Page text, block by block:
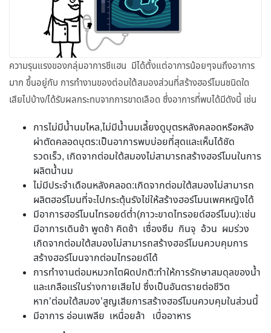
ความรุนแรงของกลุ่มอาการชีแฮน มีได้ตั้งแต่อาการน้อยๆจนถึงอาการ
มาก ขึ้นอยู่กับ การทำงานของต่อมใต้สมองส่วนที่สร้างฮอร์โมนชนิดใด
เสียไปบ้าง/ได้รับผลกระทบจากการขาดเลือด ซึ่งอาการที่พบได้มีดังนี้ เช่น
การไม่มีน้ำนมไหล,ไม่มีน้ำนมเลี้ยงดูบุตรหลังคลอดหรือหลัง
ผ่าตัดคลอดบุตร:เป็นอาการพบบ่อยที่สุดและเห็นได้ชัด
รวดเร็ว, เกิดจากต่อมใต้สมองไม่สามารถสร้างฮอร์โมนในการ
ผลิตน้ำนม
ไม่มีประจำเดือนหลังคลอด:เกิดจากต่อมใต้สมองไม่สามารถ
ผลิตฮอร์โมนที่จะไปกระตุ้นรังไข่ให้สร้างฮอร์โมนเพศหญิงได้
มีอาการฮอร์โมนไทรอยด์ต่ำ(ภาวะขาดไทรอยด์ฮอร์โมน):เช่น
มีอาการเดินช้า พูดช้า คิดช้า เซื่องซึม กินจุ อ้วน ผมร่วง
เกิดจากต่อมใต้สมองไม่สามารถสร้างฮอร์โมนควบคุมการ
สร้างฮอร์โมนจากต่อมไทรอยด์ได้
การทำงานต่อมหมวกไตผิดปกติ:ทำให้การรักษาสมดุลของน้ำ
และเกลือแร่ในร่างกายเสียไป ซึ่งเป็นอันตรายต่อชีวิต
หาก’ต่อมใต้สมอง’สูญเสียการสร้างฮอร์โมนควบคุมในส่วนนี้
มีอาการ อ่อนเพลีย เหนื่อยล้า เบื่ออาหาร